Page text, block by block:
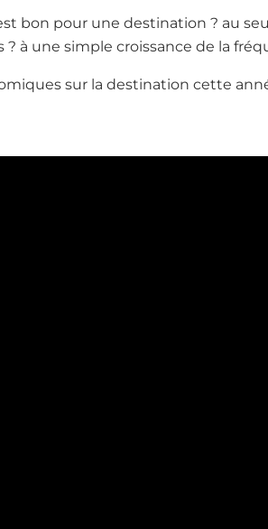
bon pour une destination ? au
à une simple croissance de la
sur la destination cette